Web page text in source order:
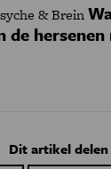
& Brein
de
Dit artikel